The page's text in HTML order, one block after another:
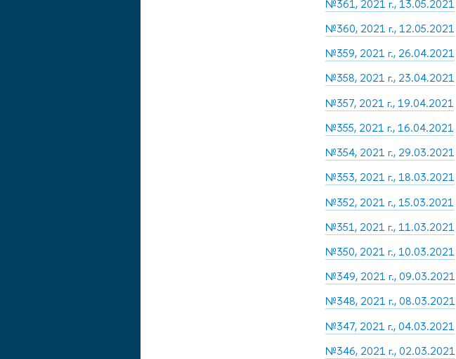
№361, 2021 г., 13.05.2021
№360, 2021 г., 12.05.2021
№359, 2021 г., 26.04.2021
№358, 2021 г., 23.04.2021
№357, 2021 г., 19.04.2021
№355, 2021 г., 16.04.2021
№354, 2021 г., 29.03.2021
№353, 2021 г., 18.03.2021
№352, 2021 г., 15.03.2021
№351, 2021 г., 11.03.2021
№350, 2021 г., 10.03.2021
№349, 2021 г., 09.03.2021
№348, 2021 г., 08.03.2021
№347, 2021 г., 04.03.2021
№346, 2021 г., 02.03.2021